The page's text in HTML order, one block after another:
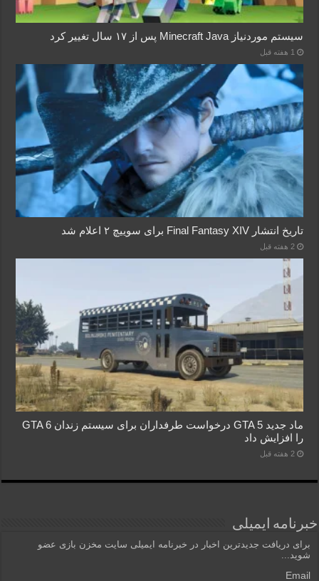
سیستم موردنیاز Minecraft Java پس از ۱۷ سال تغییر کرد
1 هفته قبل
تاریخ انتشار Final Fantasy XIV برای سوییچ ۲ اعلام شد
2 هفته قبل
ماد جدید GTA 5 درخواست طرفداران برای سیستم زندان GTA 6
را افزایش داد
2 هفته قبل
خبرنامه ایمیلی
برای دریافت جدیدترین اخبار در خبرنامه ایمیلی سایت مخزن بازی عضو
شوید...
Email